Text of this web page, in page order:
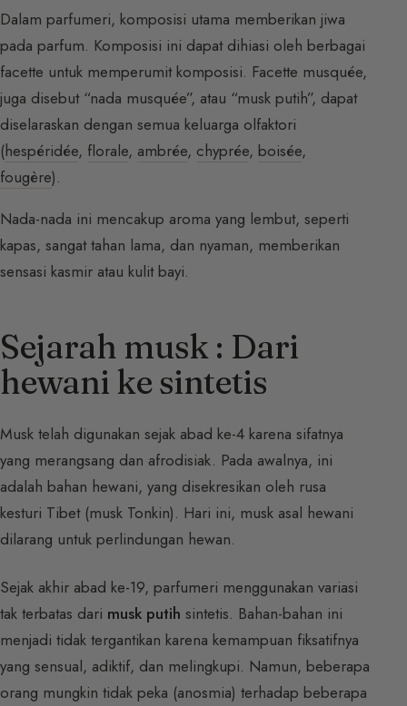
Dalam parfumeri, komposisi utama memberikan jiwa
pada parfum. Komposisi ini dapat dihiasi oleh berbagai
facette untuk memperumit komposisi. Facette musquée,
juga disebut “nada musquée”, atau “musk putih”, dapat
diselaraskan dengan semua keluarga olfaktori
(hespéridée, florale, ambrée, chyprée, boisée,
fougère).
Nada-nada ini mencakup aroma yang lembut, seperti
kapas, sangat tahan lama, dan nyaman, memberikan
sensasi kasmir atau kulit bayi.
Sejarah musk : Dari
hewani ke sintetis
Musk telah digunakan sejak abad ke-4 karena sifatnya
yang merangsang dan afrodisiak. Pada awalnya, ini
adalah bahan hewani, yang disekresikan oleh rusa
kesturi Tibet (musk Tonkin). Hari ini, musk asal hewani
dilarang untuk perlindungan hewan.
Sejak akhir abad ke-19, parfumeri menggunakan variasi
tak terbatas dari musk putih sintetis. Bahan-bahan ini
menjadi tidak tergantikan karena kemampuan fiksatifnya
yang sensual, adiktif, dan melingkupi. Namun, beberapa
orang mungkin tidak peka (anosmia) terhadap beberapa